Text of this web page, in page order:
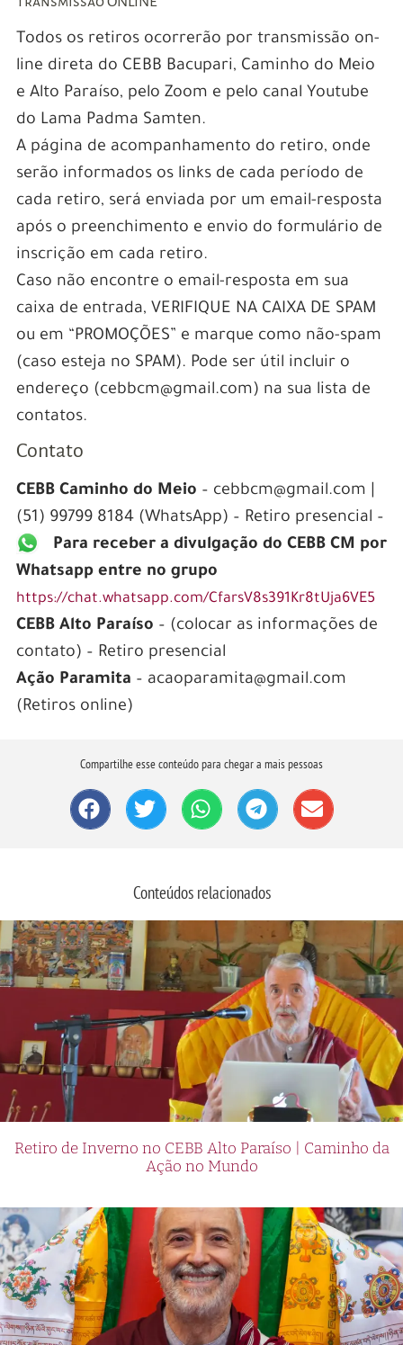
Todos os retiros ocorrerão por transmissão on-
line direta do CEBB Bacupari, Caminho do Meio
e Alto Paraíso, pelo Zoom e pelo canal Youtube
do Lama Padma Samten.
A página de acompanhamento do retiro, onde
serão informados os links de cada período de
cada retiro, será enviada por um email-resposta
após o preenchimento e envio do formulário de
inscrição em cada retiro.
Caso não encontre o email-resposta em sua
caixa de entrada, VERIFIQUE NA CAIXA DE SPAM
ou em “PROMOÇÕES” e marque como não-spam
(caso esteja no SPAM). Pode ser útil incluir o
endereço (cebbcm@gmail.com) na sua lista de
contatos.
Contato
CEBB Caminho do Meio – cebbcm@gmail.com |
(51) 99799 8184 (WhatsApp) – Retiro presencial –
Para receber a divulgação do CEBB CM por
Whatsapp entre no grupo
https://chat.whatsapp.com/CfarsV8s391Kr8tUja6VE5
CEBB Alto Paraíso – (colocar as informações de
contato) – Retiro presencial
Ação Paramita – acaoparamita@gmail.com
(Retiros online)
Compartilhe esse conteúdo para chegar a mais pessoas
Conteúdos relacionados
Retiro de Inverno no CEBB Alto Paraíso | Caminho da
Ação no Mundo